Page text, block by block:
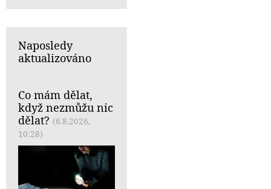
Naposledy
aktualizováno
Co mám dělat,
když nezmůžu nic
dělat? (6.8.2026,
10:28)